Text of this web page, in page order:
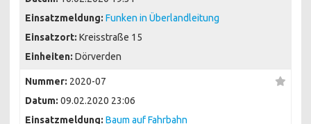
Einsatzmeldung: Funken in Überlandleitung
Einsatzort: Kreisstraße 15
Einheiten: Dörverden
Nummer: 2020-07
Datum: 09.02.2020 23:06
Einsatzmeldung: Baum auf Fahrbahn